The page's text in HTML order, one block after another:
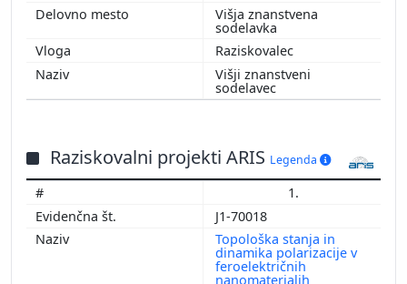
Višja znanstvena
sodelavka
Raziskovalec
Višji znanstveni
sodelavec
Raziskovalni projekti ARIS Legenda
1.
J1-70018
Topološka stanja in
dinamika polarizacije v
feroelektričnih
nanomaterialih